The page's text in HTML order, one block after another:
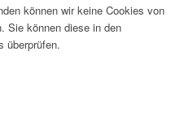
können wir keine Cookies von
Sie können diese in den
überprüfen.